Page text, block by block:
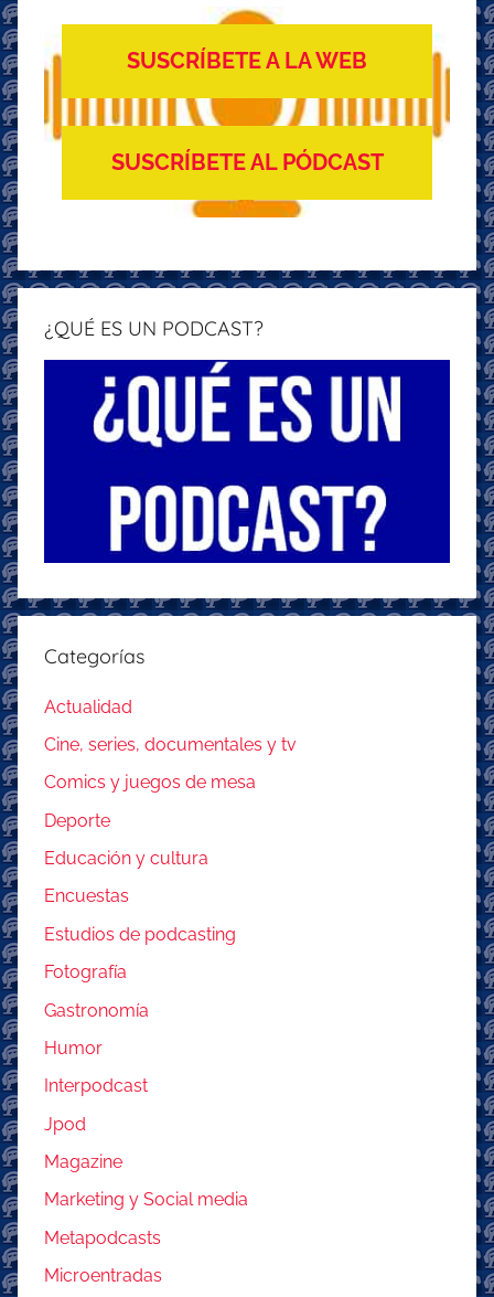
SUSCRÍBETE A LA WEB
SUSCRÍBETE AL PÓDCAST
¿QUÉ ES UN PODCAST?
Categorías
Actualidad
Cine, series, documentales y tv
Comics y juegos de mesa
Deporte
Educación y cultura
Encuestas
Estudios de podcasting
Fotografía
Gastronomía
Humor
Interpodcast
Jpod
Magazine
Marketing y Social media
Metapodcasts
Microentradas